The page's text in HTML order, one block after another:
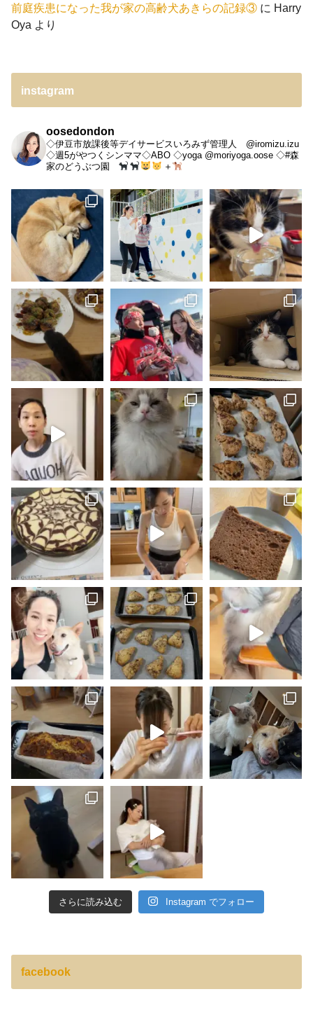
前庭疾患になった我が家の高齢犬あきらの記録③ に Harry
Oya より
instagram
oosedondon
◇伊豆市放課後等デイサービスいろみず管理人 @iromizu.izu
◇週5がやつくシンママ◇ABO ◇yoga @moriyoga.oose ◇#森
家のどうぶつ園
＋
さらに読み込む Instagram でフォロー
facebook